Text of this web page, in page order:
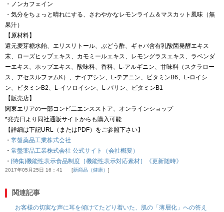
・ノンカフェイン
・気分をちょっと晴れにする、さわやかなレモンライム＆マスカット風味（無
果汁）
【原材料】
還元麦芽糖水飴、エリスリトール、ぶどう酢、ギャバ含有乳酸菌発酵エキス
末、ローズヒップエキス、カモミールエキス、レモングラスエキス、ラベンダ
ーエキス、ホップエキス、酸味料、香料、L-アルギニン、甘味料（スクラロー
ス、アセスルファムK）、ナイアシン、L-テアニン、ビタミンB6、L-ロイシ
ン、ビタミンB2、L-イソロイシン、L-バリン、ビタミンB1
【販売店】
関東エリアの一部コンビ二エンスストア、オンラインショップ
*発売日より同社通販サイトからも購入可能
【詳細は下記URL（またはPDF）をご参照下さい】
・ 常盤薬品工業株式会社
・ 常盤薬品工業株式会社 公式サイト（会社概要）
・ [特集]機能性表示食品制度［機能性表示対応素材］《更新随時》
2017年05月25日 16：41 新商品（健康）
関連記事
お客様の切実な声に耳を傾けてたどり着いた、肌の「薄層化」への答え